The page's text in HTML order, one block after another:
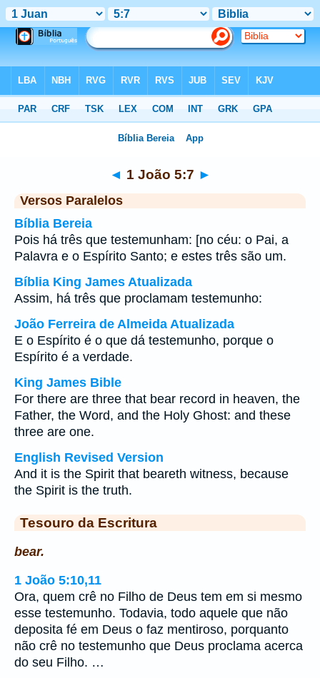
◄ 1 João 5:7 ►
Versos Paralelos
Bíblia Bereia
Pois há três que testemunham: [no céu: o Pai, a
Palavra e o Espírito Santo; e estes três são um.
Bíblia King James Atualizada
Assim, há três que proclamam testemunho:
João Ferreira de Almeida Atualizada
E o Espírito é o que dá testemunho, porque o
Espírito é a verdade.
King James Bible
For there are three that bear record in heaven, the
Father, the Word, and the Holy Ghost: and these
three are one.
English Revised Version
And it is the Spirit that beareth witness, because
the Spirit is the truth.
Tesouro da Escritura
bear.
1 João 5:10,11
Ora, quem crê no Filho de Deus tem em si mesmo
esse testemunho. Todavia, todo aquele que não
deposita fé em Deus o faz mentiroso, porquanto
não crê no testemunho que Deus proclama acerca
do seu Filho. …